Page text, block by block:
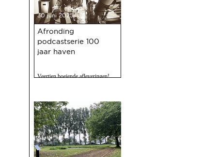
30 juni 2025
Afronding
podcastserie 100
jaar haven
Veertien boeiende afleveringen!